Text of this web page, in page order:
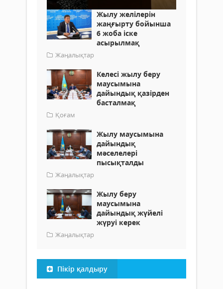
Жылу желілерін
жаңғырту бойынша
6 жоба іске
асырылмақ
Жаңалықтар
Келесі жылу беру
маусымына
дайындық қазірден
басталмақ
Қоғам
Жылу маусымына
дайындық
мәселелері
пысықталды
Жаңалықтар
Жылу беру
маусымына
дайындық жүйелі
жүруі керек
Жаңалықтар
Пікір қалдыру